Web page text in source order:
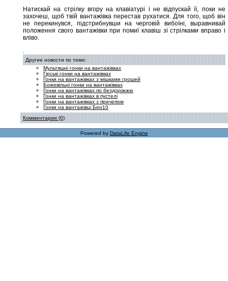
Натискай на стрілку вгору на клавіатурі і не відпускай її, поки не
захочеш, щоб твій вантажівка перестав рухатися. Для того, щоб він
не перекинувся, підстрибнувши на черговій вибоїні, выравнивай
положення свого вантажівки при помиї клавіш зі стрілками вправо і
вліво.
.
Другие новости по теме:
Мультяшні гонки на вантажівках
Гірські гонки на вантажівках
Гонки на вантажівках з мішками грошей
Божевільні гонки на вантажівках
Гонки на вантажівках по бездоріжжю
Гонки на вантажівках в пустелі
Гонки на вантажівках з причепом
Гонки на вантажівці Бен10
Комментарии (0)
Powered by DataLife Engine